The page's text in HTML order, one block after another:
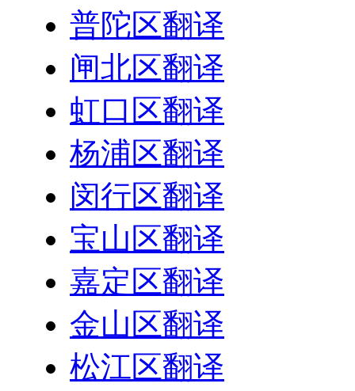
普陀区翻译
闸北区翻译
虹口区翻译
杨浦区翻译
闵行区翻译
宝山区翻译
嘉定区翻译
金山区翻译
松江区翻译